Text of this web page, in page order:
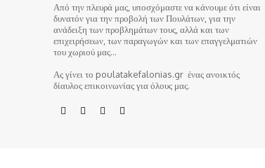
Από την πλευρά μας, υποσχόμαστε να κάνουμε ότι είναι
δυνατόν για την προβολή των Πουλάτων, για την
ανάδειξη των προβλημάτων τους, αλλά και των
επιχειρήσεων, των παραγωγών και των επαγγελματιών
του χωριού μας…
Ας γίνει το poulatakefalonias.gr ένας ανοικτός
δίαυλος επικοινωνίας για όλους μας.